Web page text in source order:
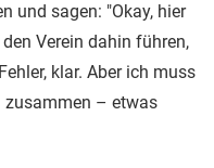
und sagen: "Okay, hier
Verein dahin führen,
klar. Aber ich muss
zusammen – etwas